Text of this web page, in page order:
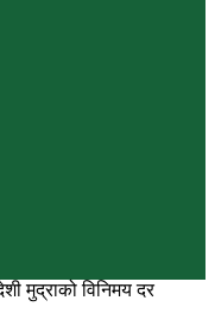
मुद्राको विनिमय दर